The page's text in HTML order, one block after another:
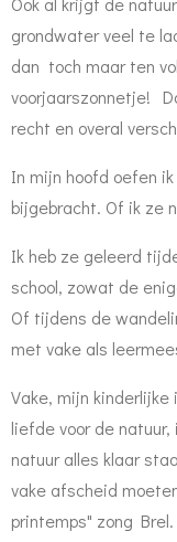
grondwater veel te
dan toch maar ten
voorjaarszonnetje!
recht en overal
In mijn hoofd oefen
bijgebracht. Of ik ze
Ik heb ze geleerd
school, zowat de
Of tijdens de
met vake als
Vake, mijn
liefde voor de
natuur alles klaar
vake afscheid
printemps" zong